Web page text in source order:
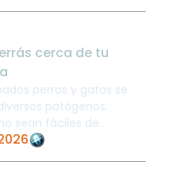
cerca de tu
perros y gatos se
patógenos.
sean fáciles de
habitar en su ...